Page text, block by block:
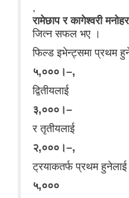
,
रामेछाप र कागेश्वरी
जित्न सफल भए ।
फिल्ड इभेन्ट्समा प्रथम
५,०००।–,
द्वितीयलाई
३,०००।–
र तृतीयलाई
२,०००।–,
ट्रयाकतर्फ प्रथम हुनेलाई
५,०००